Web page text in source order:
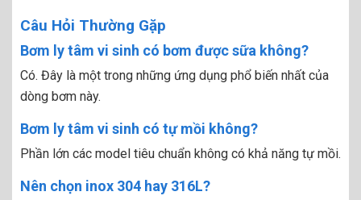
Câu Hỏi Thường Gặp
Bơm ly tâm vi sinh có bơm được sữa không?
Có. Đây là một trong những ứng dụng phổ biến nhất của
dòng bơm này.
Bơm ly tâm vi sinh có tự mồi không?
Phần lớn các model tiêu chuẩn không có khả năng tự mồi.
Nên chọn inox 304 hay 316L?